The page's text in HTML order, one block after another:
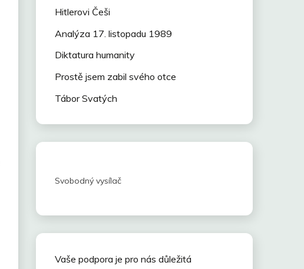
Hitlerovi Češi
Analýza 17. listopadu 1989
Diktatura humanity
Prostě jsem zabil svého otce
Tábor Svatých
Svobodný vysílač
Vaše podpora je pro nás důležitá